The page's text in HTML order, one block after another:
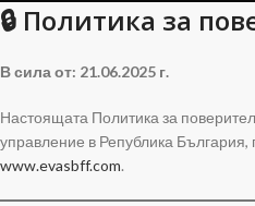
🔒 Политика за
В сила от: 21.06.2025 г.
Настоящата Политика за
управление в Република България,
www.evasbff.com.